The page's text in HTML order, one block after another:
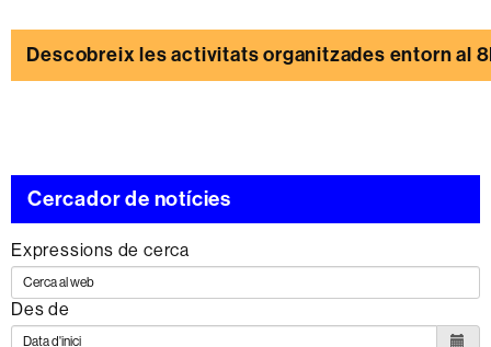
Descobreix les activitats organitzades entorn al
Cercador de notícies
Expressions de cerca
Des de